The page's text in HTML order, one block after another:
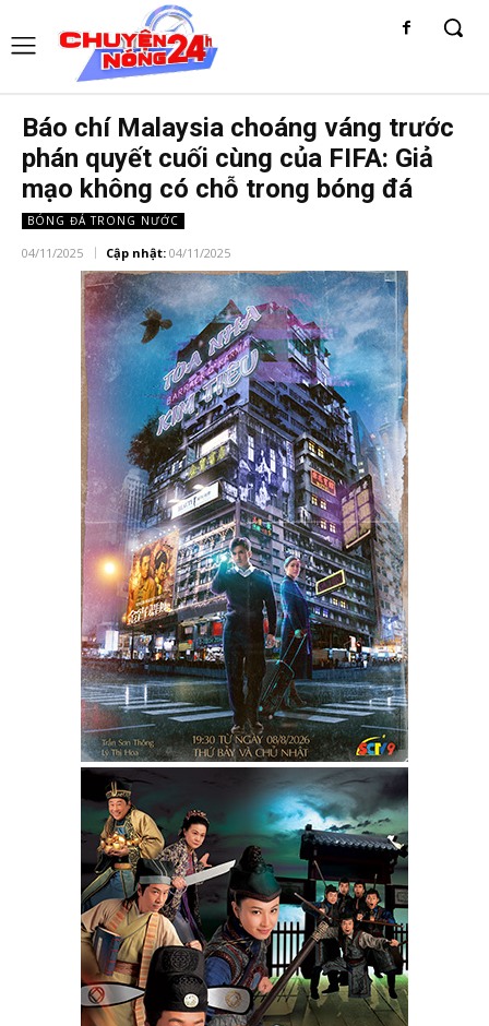
Báo chí Malaysia choáng váng trước
phán quyết cuối cùng của FIFA: Giả
mạo không có chỗ trong bóng đá
BÓNG ĐÁ TRONG NƯỚC
04/11/2025 Cập nhật: 04/11/2025